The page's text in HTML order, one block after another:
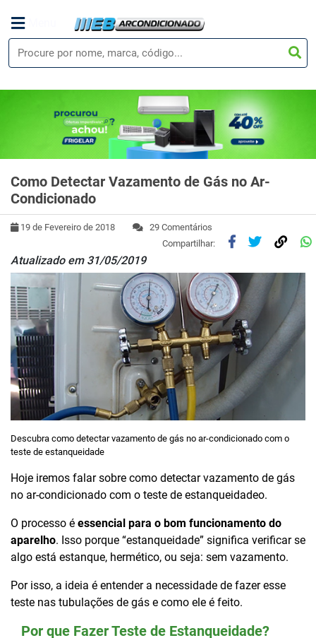
Como Detectar Vazamento de Gás no Ar-
Condicionado
19 de Fevereiro de 2018
29 Comentários
Compartilhar:
Atualizadoem 31/05/2019
Descubra como detectar vazamento de gás no ar-condicionado com o
teste de estanqueidade
Hoje iremos falar sobre como detectar vazamento de gás
no ar-condicionado com o teste de estanqueidadeo.
O processo é essencial para o bom funcionamento do
aparelho. Isso porque “estanqueidade” significa verificar se
algo está estanque, hermético, ou seja: sem vazamento.
Por isso, a ideia é entender a necessidade de fazer esse
teste nas tubulações de gás e como ele é feito.
Por que Fazer Teste de Estanqueidade?